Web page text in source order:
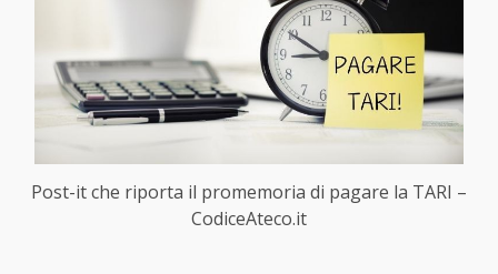
Post-it che riporta il promemoria di pagare la TARI –
CodiceAteco.it